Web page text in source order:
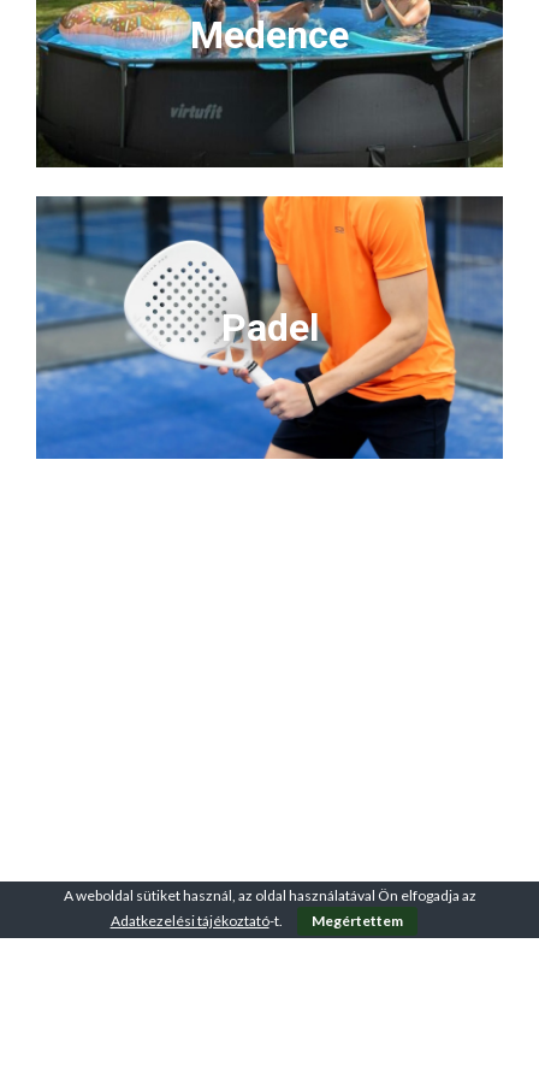
Medence
Padel
A weboldal sütiket használ, az oldal használatával Ön elfogadja az
Adatkezelési tájékoztató-t. Megértettem